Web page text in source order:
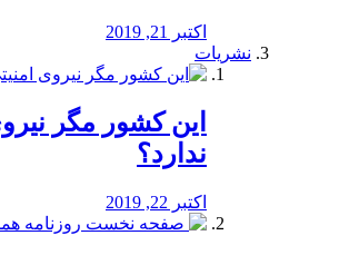
اکتبر 21, 2019
نشریات
این کشور مگر
ندارد؟
اکتبر 22, 2019